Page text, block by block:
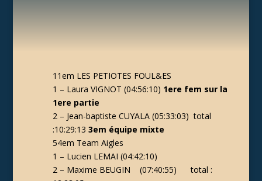
11em LES PETIOTES FOUL&ES
1 – Laura VIGNOT (04:56:10) 1ere fem sur la
1ere partie
2 – Jean-baptiste CUYALA (05:33:03) total
:10:29:133em équipe mixte
54em Team Aigles
1 – Lucien LEMAI (04:42:10)
2 – Maxime BEUGIN (07:40:55) total :